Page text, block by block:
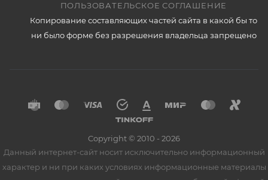
ПОЛЬЗОВАТЕЛЬСКОЕ СОГЛАШЕНИЕ
Копирование составляющих частей сайта в какой бы то
ни было форме без разрешения владельца запрещено
Copyright © 2010 - 2026
Данный интернет-сайт носит исключительно информационный
характер и ни при каких условиях информационные материалы